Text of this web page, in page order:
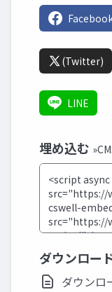
(Twitter)
LINE
埋め込む
ダウンロー
ダウンロ